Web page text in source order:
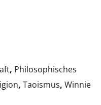
, Philosophisches
, Taoismus, Winnie